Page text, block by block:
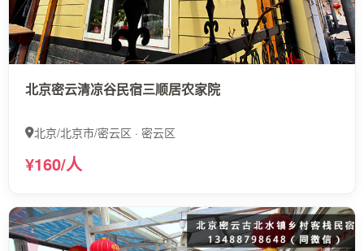
北京密云清凉谷民宿三顺居农家院
北京/北京市/密云区 · 密云区
¥160/人